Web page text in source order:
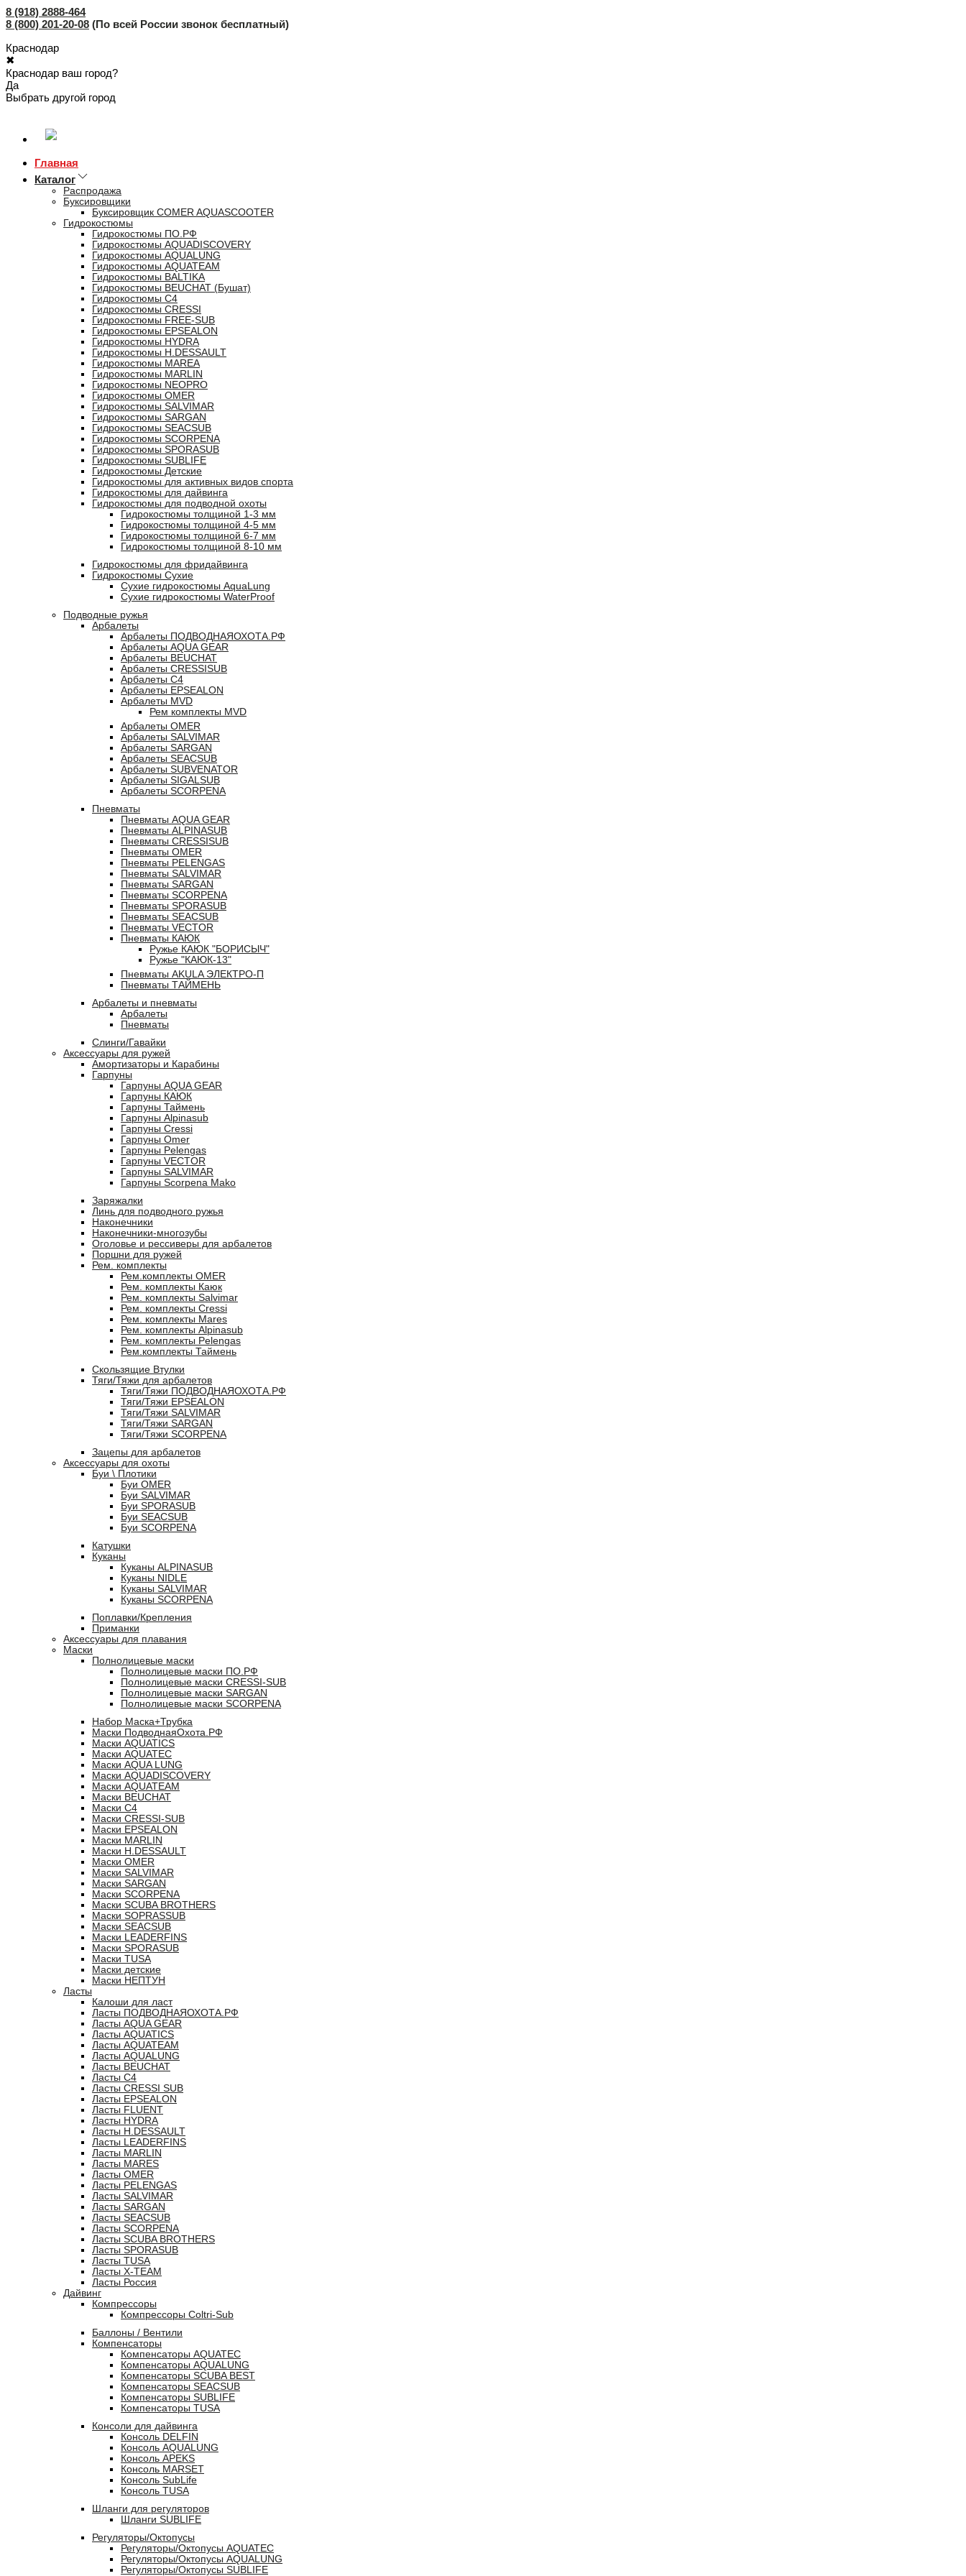
8 (918) 2888-464
8 (800) 201-20-08 (По всей России звонок бесплатный)
Краснодар
✖
Краснодар ваш город?
Да
Выбрать другой город
Главная
Каталог
Распродажа
Буксировщики
Буксировщик COMER AQUASCOOTER
Гидрокостюмы
Гидрокостюмы ПО.РФ
Гидрокостюмы AQUADISCOVERY
Гидрокостюмы AQUALUNG
Гидрокостюмы AQUATEAM
Гидрокостюмы BALTIKA
Гидрокостюмы BEUCHAT (Бушат)
Гидрокостюмы C4
Гидрокостюмы CRESSI
Гидрокостюмы FREE-SUB
Гидрокостюмы EPSEALON
Гидрокостюмы HYDRA
Гидрокостюмы H.DESSAULT
Гидрокостюмы MAREA
Гидрокостюмы MARLIN
Гидрокостюмы NEOPRO
Гидрокостюмы OMER
Гидрокостюмы SALVIMAR
Гидрокостюмы SARGAN
Гидрокостюмы SEACSUB
Гидрокостюмы SCORPENA
Гидрокостюмы SPORASUB
Гидрокостюмы SUBLIFE
Гидрокостюмы Детские
Гидрокостюмы для активных видов спорта
Гидрокостюмы для дайвинга
Гидрокостюмы для подводной охоты
Гидрокостюмы толщиной 1-3 мм
Гидрокостюмы толщиной 4-5 мм
Гидрокостюмы толщиной 6-7 мм
Гидрокостюмы толщиной 8-10 мм
Гидрокостюмы для фридайвинга
Гидрокостюмы Сухие
Сухие гидрокостюмы AquaLung
Сухие гидрокостюмы WaterProof
Подводные ружья
Арбалеты
Арбалеты ПОДВОДНАЯОХОТА.РФ
Арбалеты AQUA GEAR
Арбалеты BEUCHAT
Арбалеты CRESSISUB
Арбалеты C4
Арбалеты EPSEALON
Арбалеты MVD
Рем комплекты MVD
Арбалеты OMER
Арбалеты SALVIMAR
Арбалеты SARGAN
Арбалеты SEACSUB
Арбалеты SUBVENATOR
Арбалеты SIGALSUB
Арбалеты SCORPENA
Пневматы
Пневматы AQUA GEAR
Пневматы ALPINASUB
Пневматы CRESSISUB
Пневматы OMER
Пневматы PELENGAS
Пневматы SALVIMAR
Пневматы SARGAN
Пневматы SCORPENA
Пневматы SPORASUB
Пневматы SEACSUB
Пневматы VECTOR
Пневматы КАЮК
Ружье КАЮК "БОРИСЫЧ"
Ружье "КАЮК-13"
Пневматы AKULA ЭЛЕКТРО-П
Пневматы ТАЙМЕНЬ
Арбалеты и пневматы
Арбалеты
Пневматы
Слинги/Гавайки
Аксессуары для ружей
Амортизаторы и Карабины
Гарпуны
Гарпуны AQUA GEAR
Гарпуны КАЮК
Гарпуны Таймень
Гарпуны Alpinasub
Гарпуны Cressi
Гарпуны Omer
Гарпуны Pelengas
Гарпуны VECTOR
Гарпуны SALVIMAR
Гарпуны Scorpena Mako
Заряжалки
Линь для подводного ружья
Наконечники
Наконечники-многозубы
Оголовье и рессиверы для арбалетов
Поршни для ружей
Рем. комплекты
Рем.комплекты OMER
Рем. комплекты Каюк
Рем. комплекты Salvimar
Рем. комплекты Cressi
Рем. комплекты Mares
Рем. комплекты Alpinasub
Рем. комплекты Pelengas
Рем.комплекты Таймень
Скользящие Втулки
Тяги/Тяжи для арбалетов
Тяги/Тяжи ПОДВОДНАЯОХОТА.РФ
Тяги/Тяжи EPSEALON
Тяги/Тяжи SALVIMAR
Тяги/Тяжи SARGAN
Тяги/Тяжи SCORPENA
Зацепы для арбалетов
Аксессуары для охоты
Буи \ Плотики
Буи OMER
Буи SALVIMAR
Буи SPORASUB
Буи SEACSUB
Буи SCORPENA
Катушки
Куканы
Куканы ALPINASUB
Куканы NIDLE
Куканы SALVIMAR
Куканы SCORPENA
Поплавки/Крепления
Приманки
Аксессуары для плавания
Маски
Полнолицевые маски
Полнолицевые маски ПО.РФ
Полнолицевые маски CRESSI-SUB
Полнолицевые маски SARGAN
Полнолицевые маски SCORPENA
Набор Маска+Трубка
Маски ПодводнаяОхота.РФ
Маски AQUATICS
Маски AQUATEC
Маски AQUA LUNG
Маски AQUADISCOVERY
Маски AQUATEAM
Маски BEUCHAT
Маски C4
Маски CRESSI-SUB
Маски EPSEALON
Маски MARLIN
Маски H.DESSAULT
Маски OMER
Маски SALVIMAR
Маски SARGAN
Маски SCORPENA
Маски SCUBA BROTHERS
Маски SOPRASSUB
Маски SEACSUB
Маски LEADERFINS
Маски SPORASUB
Маски TUSA
Маски детские
Маски НЕПТУН
Ласты
Калоши для ласт
Ласты ПОДВОДНАЯОХОТА.РФ
Ласты AQUA GEAR
Ласты AQUATICS
Ласты AQUATEAM
Ласты AQUALUNG
Ласты BEUCHAT
Ласты C4
Ласты CRESSI SUB
Ласты EPSEALON
Ласты FLUENT
Ласты HYDRA
Ласты H.DESSAULT
Ласты LEADERFINS
Ласты MARLIN
Ласты MARES
Ласты OMER
Ласты PELENGAS
Ласты SALVIMAR
Ласты SARGAN
Ласты SEACSUB
Ласты SCORPENA
Ласты SCUBA BROTHERS
Ласты SPORASUB
Ласты TUSA
Ласты X-TEAM
Ласты Россия
Дайвинг
Компрессоры
Компрессоры Coltri-Sub
Баллоны / Вентили
Компенсаторы
Компенсаторы AQUATEC
Компенсаторы AQUALUNG
Компенсаторы SCUBA BEST
Компенсаторы SEACSUB
Компенсаторы SUBLIFE
Компенсаторы TUSA
Консоли для дайвинга
Консоль DELFIN
Консоль AQUALUNG
Консоль APEKS
Консоль MARSET
Консоль SubLife
Консоль TUSA
Шланги для регуляторов
Шланги SUBLIFE
Регуляторы/Октопусы
Регуляторы/Октопусы AQUATEC
Регуляторы/Октопусы AQUALUNG
Регуляторы/Октопусы SUBLIFE